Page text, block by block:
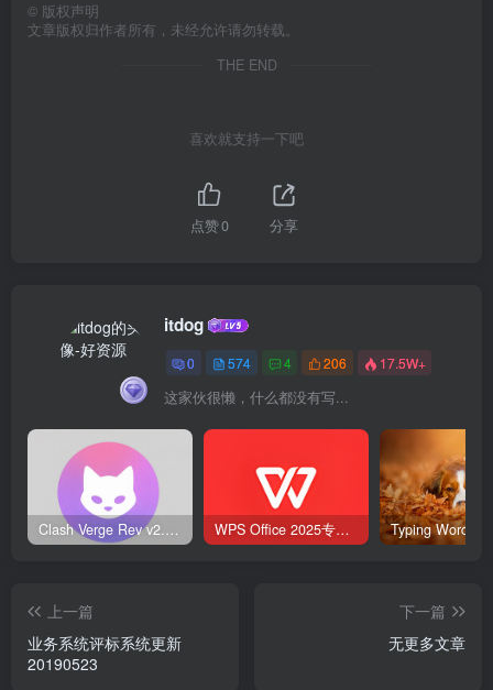
© 版权声明
文章版权归作者所有，未经允许请勿转载。
THE END
喜欢就支持一下吧
点赞0 分享
itdog
0 574 4 206 17.5W+
这家伙很懒，什么都没有写...
Clash Verge Rev v2.5.2 – 网络代理工具 WPS Office 2025专业版 v12.1.0.23542 v2 永久激活版
上一篇
业务系统评标系统更新
20190523
下一篇
无更多文章